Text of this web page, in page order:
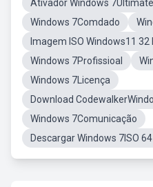
Ativador Windows
Windows 7Comdado
Imagem ISO Windows11 32
Windows 7Profissioal
Windows 7Licença
Download
Windows 7Comunicação
Descargar Windows 7ISO